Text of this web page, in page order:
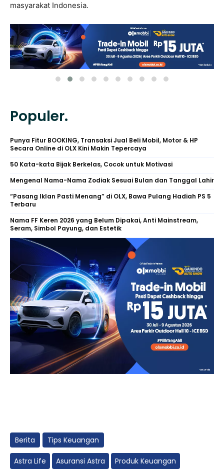
masyarakat Indonesia.
Populer.
Punya Fitur BOOKING, Transaksi Jual Beli Mobil, Motor & HP
Secara Online di OLX Kini Makin Tepercaya
50 Kata-kata Bijak Berkelas, Cocok untuk Motivasi
Mengenal Nama-Nama Zodiak Sesuai Bulan dan Tanggal Lahir
“Pasang Iklan Pasti Menang” di OLX, Bawa Pulang Hadiah PS 5
Terbaru
Nama FF Keren 2026 yang Belum Dipakai, Anti Mainstream,
Seram, Simbol Payung, dan Estetik
Berita Tips Keuangan
Astra Life Asuransi Astra Produk Keuangan